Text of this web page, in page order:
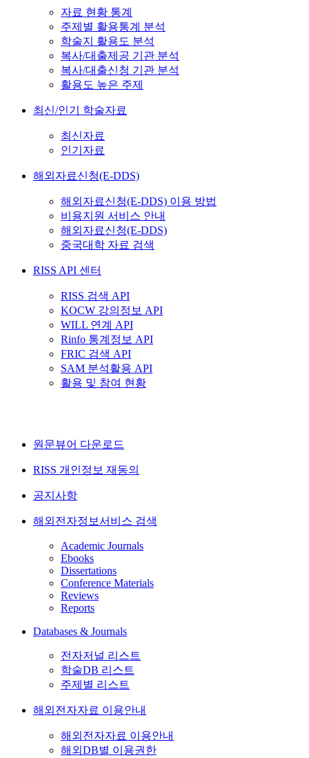
자료 현황 통계
주제별 활용통계 분석
학술지 활용도 분석
복사/대출제공 기관 분석
복사/대출신청 기관 분석
활용도 높은 주제
최신/인기 학술자료
최신자료
인기자료
해외자료신청(E-DDS)
해외자료신청(E-DDS) 이용 방법
비용지원 서비스 안내
해외자료신청(E-DDS)
중국대학 자료 검색
RISS API 센터
RISS 검색 API
KOCW 강의정보 API
WILL 연계 API
Rinfo 통계정보 API
FRIC 검색 API
SAM 분석활용 API
활용 및 참여 현황
원문뷰어 다운로드
RISS 개인정보 재동의
공지사항
해외전자정보서비스 검색
Academic Journals
Ebooks
Dissertations
Conference Materials
Reviews
Reports
Databases & Journals
전자저널 리스트
학술DB 리스트
주제별 리스트
해외전자자료 이용안내
해외전자자료 이용안내
해외DB별 이용권한